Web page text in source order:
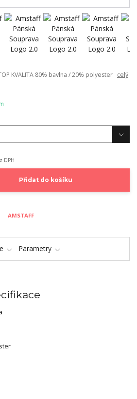
KVALITA 80% bavlna / 20% polyester celý
DPH
Přidat do košíku
AMSTAFF
Parametry